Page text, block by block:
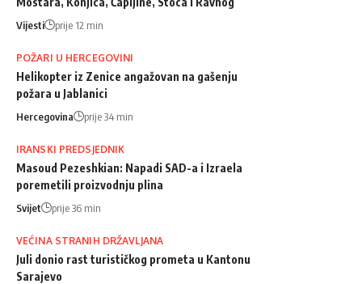
Vijesti prije 12 min
POŽARI U HERCEGOVINI
Helikopter iz Zenice angažovan na gašenju
požara u Jablanici
Hercegovina prije 34 min
IRANSKI PREDSJEDNIK
Masoud Pezeshkian: Napadi SAD-a i Izraela
poremetili proizvodnju plina
Svijet prije 36 min
VEĆINA STRANIH DRŽAVLJANA
Juli donio rast turističkog prometa u Kantonu
Sarajevo